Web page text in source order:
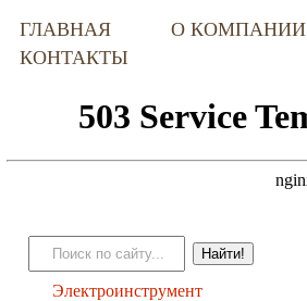
ГЛАВНАЯ
О КОМПАНИИ
КОНТАКТЫ
Электроинструмент